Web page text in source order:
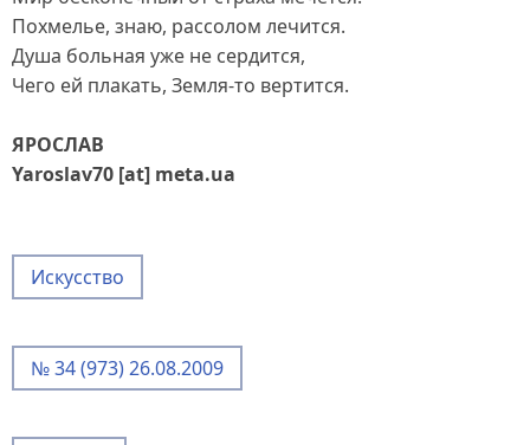
Похмелье, знаю, рассолом лечится.
Душа больная уже не сердится,
Чего ей плакать, Земля-то вертится.
ЯРОСЛАВ
Yaroslav70 [at] meta.ua
Искусство
№ 34 (973) 26.08.2009